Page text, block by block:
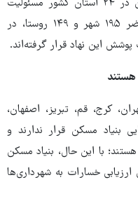
در روستاها خبر داد و گفت: بنیاد مسکن در ۲۴ استان کشور مسئولیت
بازسازی را بر عهده دارد و در حال حاضر ۱۹۵ شهر و ۱۴۹ روستا، در
هستند
کرج، قم، تبریز، اصفهان،
بنیاد مسکن قرار ندارند و
با این حال، بنیاد مسکن
خسارات به شهرداری‌ها